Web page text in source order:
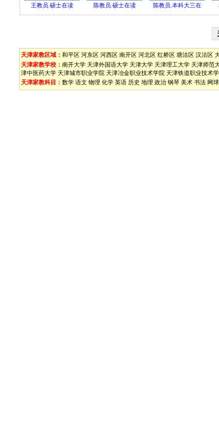
王教员.硕士在读 陈教员.硕士在读 陈教员.本科大三在
天津家教区域： 和平区 河东区 河西区 南开区 河北区 红桥区 塘沽区 汉沽区
天津家教学校： 南开大学 天津外国语大学 天津大学 天津理工大学 天津师范
津中医药大学 天津城市职业学院 天津冶金职业技术学院 天津铁道职业技术
天津家教科目： 数学 语文 物理 化学 英语 历史 地理 政治 钢琴 美术 书法 网球